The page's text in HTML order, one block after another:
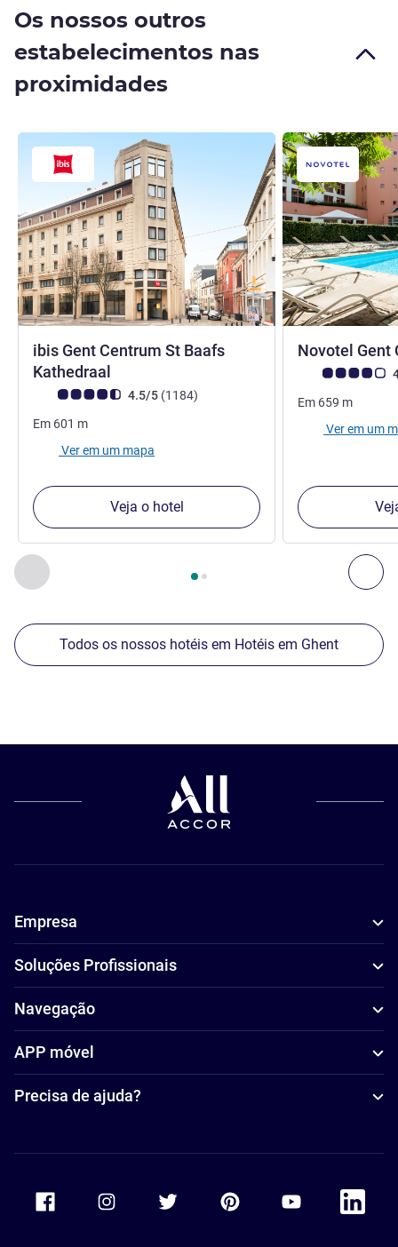
Os nossos outros
estabelecimentos nas
proximidades
Anterior - Os nossos outros estabelecimentos nas
Página , Os nossos outros estabelecimentos nas
ibis Gent Centrum St Baafs
Kathedraal
Nota clientes Avis (Classificação ALL)
4.5/5 (1184comentários
)
Em 601 m
Ver em um mapa
Veja o hotel
Novotel Gent
Nota clientes
Em 659 m
Ver em um
Todos os nossos hotéis em Hotéis em Ghent
Empresa
Soluções Profissionais
Navegação
APP móvel
Precisa de ajuda?
Accor Youtube
Accor